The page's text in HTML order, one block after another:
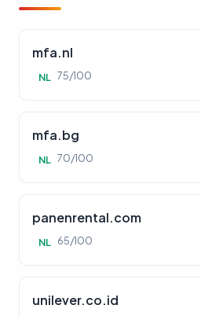
mfa.nl
NL 75/100
mfa.bg
NL 70/100
panenrental.com
NL 65/100
unilever.co.id